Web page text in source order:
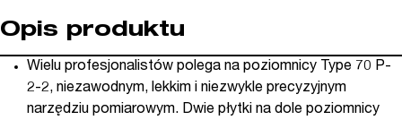
Opis produktu
Wielu profesjonalistów polega na poziomnicy Type 70 P-
2-2, niezawodnym, lekkim i niezwykle precyzyjnym
narzędziu pomiarowym. Dwie płytki na dole poziomnicy